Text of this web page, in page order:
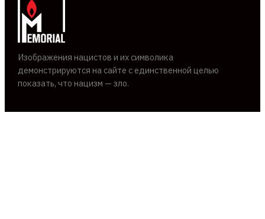
Изображения нацистов и их символика
демонстрируются на сайте с единственной целью
показать, что нацизм — зло.